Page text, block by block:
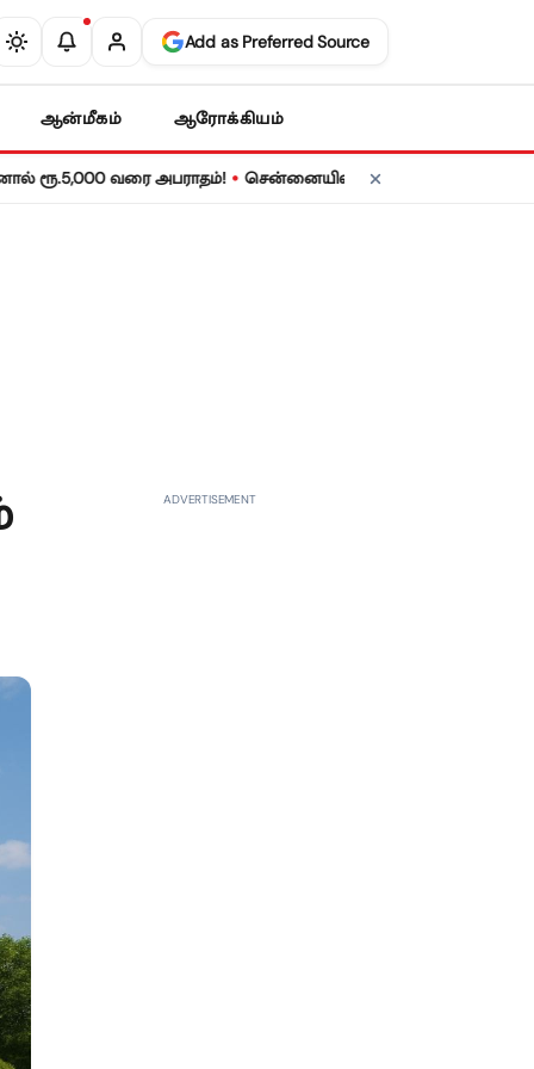
Add as Preferred Source
ஆன்மீகம் ஆரோக்கியம்
வரை அபராதம்! • சென்னையில் நாளை மின் தடை! உங்கள் பகுதியில்
ADVERTISEMENT